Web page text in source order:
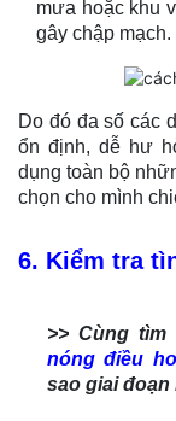
mưa hoặc khu
gây chập mạch.
Do đó đa số các
ổn định, dễ hư
dụng toàn bộ
chọn cho mình
6. Kiểm tra
>> Cùng tìm
nóng điều
sao giai đoạn